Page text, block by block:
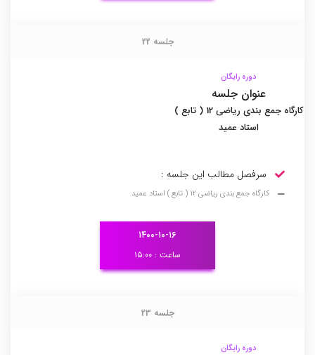
جلسه 22جلسه 22
دوره رایگان
عنوان جلسه
کارگاه جمع بندی ریاضی 12 ( تابع )
استاد عمید
سرفصل مطالب این جلسه :
کارگاه جمع بندی ریاضی 12 ( تابع ) استاد عمید
۱۴۰۰-۱۰-۱۶
ساعت : ۱۵:۰۰
جلسه 23جلسه 23
دوره رایگان